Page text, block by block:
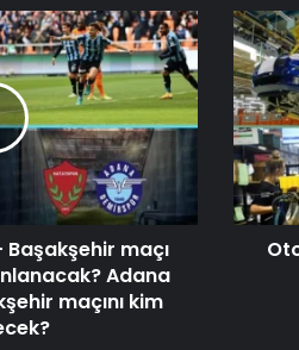
maçı
Adana
maçını kim